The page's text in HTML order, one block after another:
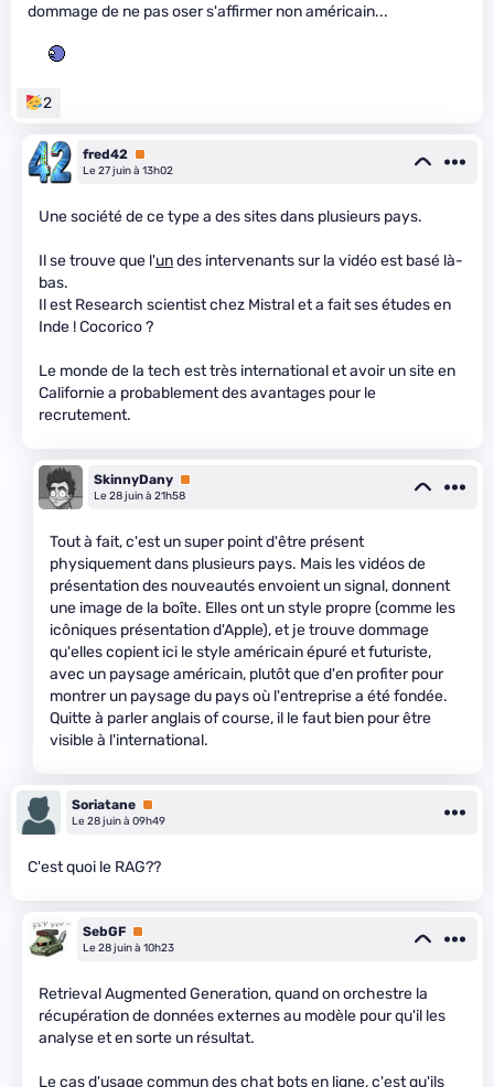
dommage de ne pas oser s'affirmer non américain...
2
fred42 Premium
Le 27 juin à 13h02
Une société de ce type a des sites dans plusieurs pays.
Il se trouve que l'undes intervenants sur la vidéo est basé là-
bas.
Il est Research scientist chez Mistral et a fait ses études en
Inde ! Cocorico ?
Le monde de la tech est très international et avoir un site en
Californie a probablement des avantages pour le
recrutement.
SkinnyDany Premium
Le 28 juin à 21h58
Tout à fait, c'est un super point d'être présent
physiquement dans plusieurs pays. Mais les vidéos de
présentation des nouveautés envoient un signal, donnent
une image de la boîte. Elles ont un style propre (comme les
icôniques présentation d'Apple), et je trouve dommage
qu'elles copient ici le style américain épuré et futuriste,
avec un paysage américain, plutôt que d'en profiter pour
montrer un paysage du pays où l'entreprise a été fondée.
Quitte à parler anglais of course, il le faut bien pour être
visible à l'international.
Soriatane Premium
Le 28 juin à 09h49
C'est quoi le RAG??
SebGF Premium
Le 28 juin à 10h23
Retrieval Augmented Generation, quand on orchestre la
récupération de données externes au modèle pour qu'il les
analyse et en sorte un résultat.
Le cas d'usage commun des chat bots en ligne, c'est qu'ils